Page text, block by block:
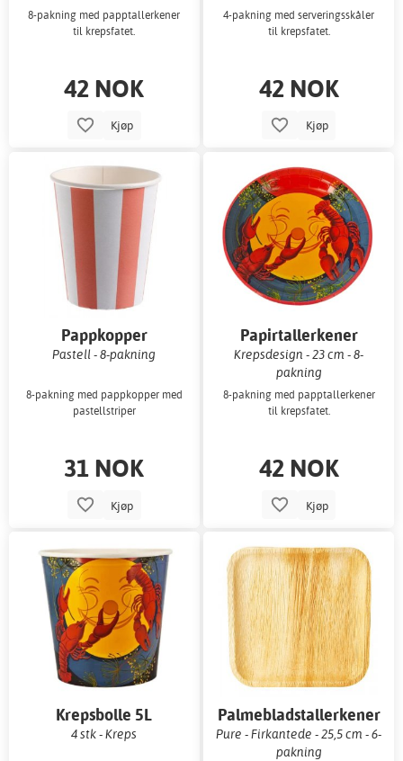
8-pakning med papptallerkener
til krepsfatet.
42 NOK
Kjøp
4-pakning med serveringsskåler
til krepsfatet.
42 NOK
Kjøp
Pappkopper
Pastell - 8-pakning
8-pakning med pappkopper med
pastellstriper
31 NOK
Kjøp
Papirtallerkener
Krepsdesign - 23 cm - 8-
pakning
8-pakning med papptallerkener
til krepsfatet.
42 NOK
Kjøp
Krepsbolle 5L
4 stk - Kreps
Palmebladstallerkener
Pure - Firkantede - 25,5 cm - 6-
pakning